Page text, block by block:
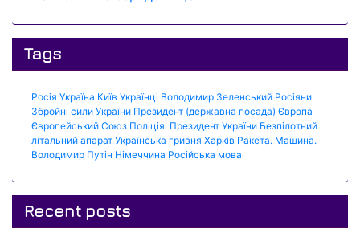
Tags
Росія Україна Київ Українці Володимир Зеленський Росіяни
Збройні сили України Президент (державна посада) Європа
Європейський Союз Поліція. Президент України Безпілотний
літальний апарат Українська гривня Харків Ракета. Машина.
Володимир Путін Німеччина Російська мова
Recent posts